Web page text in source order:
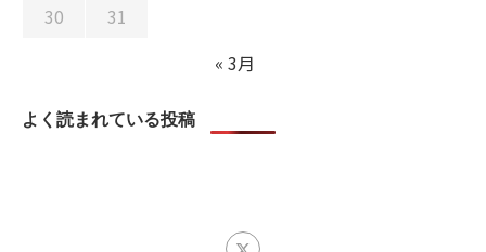
30
31
« 3月
よく読まれている投稿